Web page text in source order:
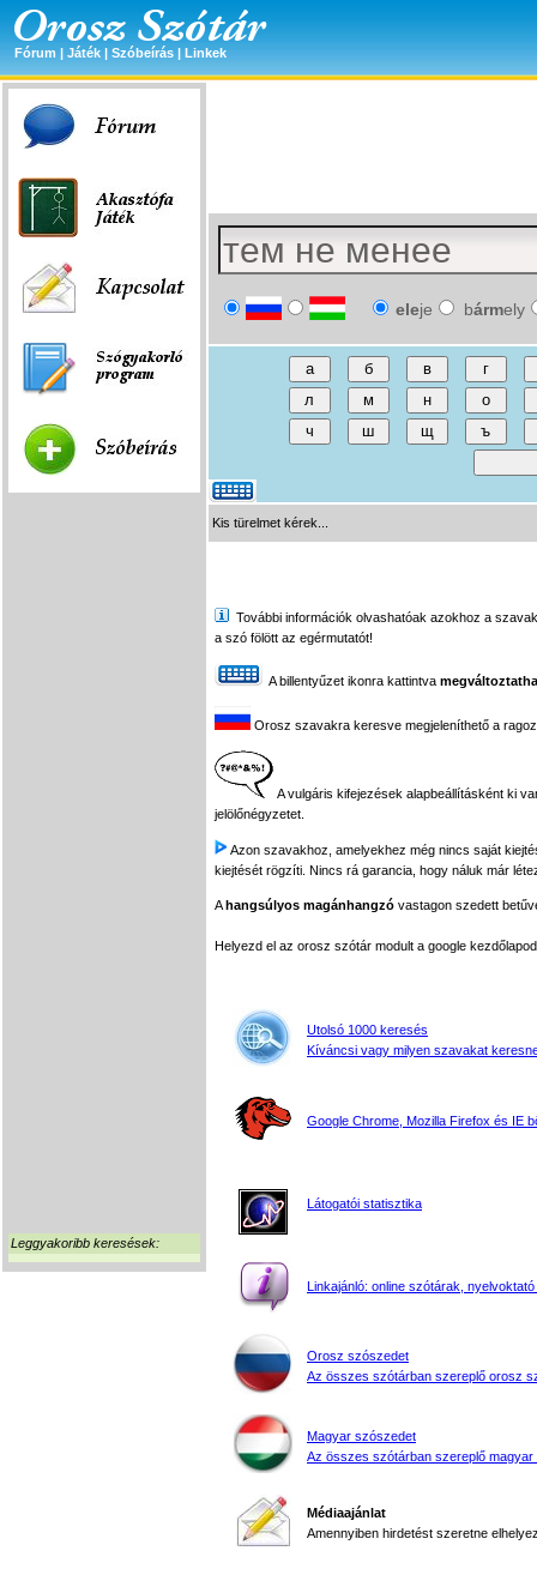
Fórum | Játék | Szóbeírás | Linkek
Leggyakoribb keresések:
eleje bármely
Kis türelmet kérek...
További információk olvashatóak azokhoz a
a szó fölött az egérmutatót!
A billentyűzet ikonra kattintva
Orosz szavakra keresve megjeleníthető a
A vulgáris kifejezések alapbeállításként ki
jelölőnégyzetet.
Azon szavakhoz, amelyekhez még nincs saját
kiejtését rögzíti. Nincs rá garancia, hogy náluk már
Ahangsúlyos magánhangzó vastagon szedett
Helyezd el az orosz szótár modult a google
Utolsó 1000 keresés
Kíváncsi vagy milyen szavakat
Google Chrome, Mozilla Firefox és IE
Látogatói statisztika
Linkajánló: online szótárak, nyelvoktató
Orosz szószedet
Az összes szótárban szereplő orosz
Magyar szószedet
Az összes szótárban szereplő magyar
Médiaajánlat
Amennyiben hirdetést szeretne